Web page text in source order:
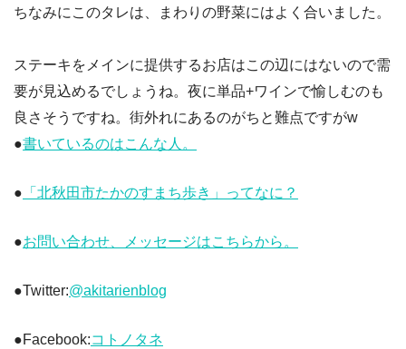
ちなみにこのタレは、まわりの野菜にはよく合いました。
ステーキをメインに提供するお店はこの辺にはないので需
要が見込めるでしょうね。夜に単品+ワインで愉しむのも
良さそうですね。街外れにあるのがちと難点ですがw
●書いているのはこんな人。
● 「北秋田市たかのすまち歩き」ってなに？
●お問い合わせ、メッセージはこちらから。
●Twitter:@akitarienblog
●Facebook:コトノタネ